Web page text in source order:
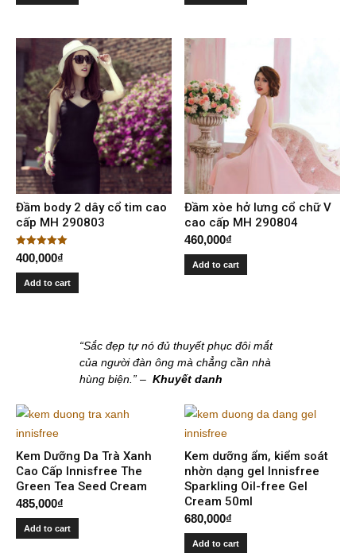
Đầm body 2 dây cổ tim cao
cấp MH 290803
Rated
5.00
out of 5
400,000₫
Add to cart
Đầm xòe hở lưng cổ chữ V
cao cấp MH 290804
460,000₫
Add to cart
“Sắc đẹp tự nó đủ thuyết phục đôi mắt
của người đàn ông mà chẳng cần nhà
hùng biện.” – Khuyết danh
Kem Dưỡng Da Trà Xanh
Cao Cấp Innisfree The
Green Tea Seed Cream
485,000₫
Add to cart
Kem dưỡng ẩm, kiểm soát
nhờn dạng gel Innisfree
Sparkling Oil-free Gel
Cream 50ml
680,000₫
Add to cart